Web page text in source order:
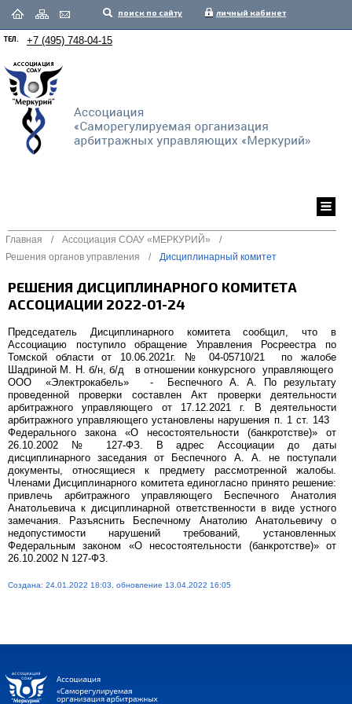
поиск по сайту личный кабинет
ТЕЛ. +7 (495) 748-04-15
Главная / Ассоциация СОАУ «МЕРКУРИЙ»
/
Решения органов управления
/ Дисциплинарный комитет
РЕШЕНИЯ ДИСЦИПЛИНАРНОГО КОМИТЕТА
АССОЦИАЦИИ 2022-01-24
Председатель Дисциплинарного комитета сообщил, что в
Ассоциацию поступило обращение Управления Росреестра по
Томской области от 10.06.2021г. № 04-05710/21 по жалобе
Шадриной М. Н. б/н, б/д в отношении конкурсного управляющего
ООО «Электрокабель» - Беспечного А. А. По результату
проведенной проверки составлен Акт проверки деятельности
арбитражного управляющего от 17.12.2021 г. В деятельности
арбитражного управляющего установлены нарушения п. 1 ст. 143
Федерального закона «О несостоятельности (банкротстве)» от
26.10.2002 № 127-ФЗ. В адрес Ассоциации до даты
дисциплинарного заседания от Беспечного А. А. не поступали
документы, относящиеся к предмету рассмотренной жалобы.
Членами Дисциплинарного комитета единогласно принято решение:
привлечь арбитражного управляющего Беспечного Анатолия
Анатольевича к дисциплинарной ответственности в виде устного
замечания. Разъяснить Беспечному Анатолию Анатольевичу о
недопустимости нарушений требований, установленных
Федеральным законом «О несостоятельности (банкротстве)» от
26.10.2002 N 127-ФЗ.
Создана: 24.01.2022 18:03, обновление 13.04.2022 16:05